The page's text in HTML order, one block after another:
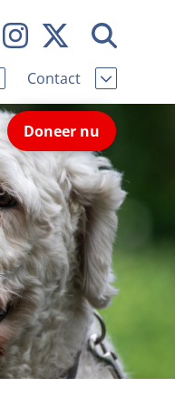
Contact
vragen
hondenleed
Doneer nu